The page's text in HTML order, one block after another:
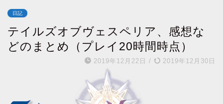
日記
テイルズオブヴェスペリア、感想な
どのまとめ（プレイ20時間時点）
2019年12月22日 / 2019年12月30日